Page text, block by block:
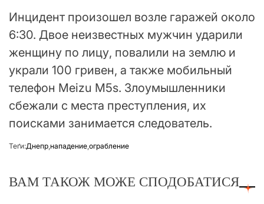
Инцидент произошел возле гаражей около
6:30. Двое неизвестных мужчин ударили
женщину по лицу, повалили на землю и
украли 100 гривен, а также мобильный
телефон Meizu M5s. Злоумышленники
сбежали с места преступления, их
поисками занимается следователь.
Теґи:Днепр нападение ограбление
ВАМ ТАКОЖ МОЖЕ СПОДОБАТИСЯ